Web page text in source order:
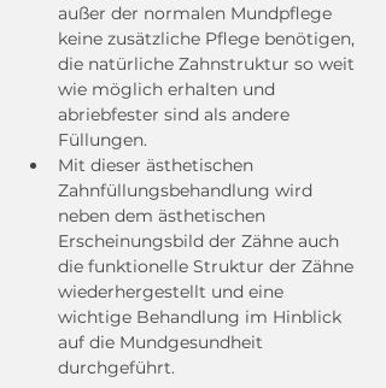
außer der normalen Mundpflege
keine zusätzliche Pflege benötigen,
die natürliche Zahnstruktur so weit
wie möglich erhalten und
abriebfester sind als andere
Füllungen.
Mit dieser ästhetischen
Zahnfüllungsbehandlung wird
neben dem ästhetischen
Erscheinungsbild der Zähne auch
die funktionelle Struktur der Zähne
wiederhergestellt und eine
wichtige Behandlung im Hinblick
auf die Mundgesundheit
durchgeführt.